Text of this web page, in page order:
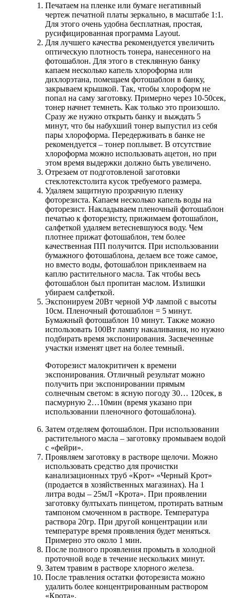
Печатаем на пленке или бумаге негативный
чертеж печатной платы зеркально, в масштабе 1:1.
Для этого очень удобна бесплатная, простая,
русифицированная программа Layout.
Для лучшего качества рекомендуется увеличить
оптическую плотность тонера, нанесенного на
фотошаблон. Для этого в стеклянную банку
капаем несколько капель хлороформа или
дихлорэтана, помещаем фотошаблон в банку,
закрываем крышкой. Так, чтобы хлороформ не
попал на саму заготовку. Примерно через 10-50сек,
тонер начнет темнеть. Как только это произошло.
Сразу же нужно открыть банку и выждать 5
минут, что бы набухший тонер выпустил из себя
пары хлороформа. Передерживать в банке не
рекомендуется – тонер поплывет. В отсутствие
хлороформа можно использовать ацетон, но при
этом время выдержки должно быть увеличено.
Отрезаем от подготовленой заготовки
стеклотекстолита кусок требуемого размера.
Удаляем защитную прозрачную пленку
фоторезиста. Капаем несколько капель воды на
фоторезист. Накладываем пленочный фотошаблон
печатью к фоторезисту, прижимаем фотошаблон,
салфеткой удаляем ветесневшуюся воду. Чем
плотнее прижат фотошаблон, тем более
качественная ПП получится. При использовании
бумажного фотошаблона, делаем все тоже самое,
но вместо воды, фотошаблон приклеиваем на
каплю растительного масла. Так чтобы весь
фотошаблон был пропитан маслом. Излишки
убираем салфеткой.
Экспонируем 20Вт черной УФ лампой с высоты
10см. Пленочный фотошаблон = 5 минут.
Бумажный фотошаблон 10 минут. Также можно
использовать 100Вт лампу накаливания, но нужно
подбирать время экспонирования. Засвеченные
участки изменят цвет на более темный.
Фоторезист малокритичен к времени
экспонирования. Отличный результат можно
получить при экспонировании прямым
солнечным светом: в ясную погоду 30… 120сек, в
пасмурную 2…10мин (время указано при
использовании пленочного фотошаблона).
Затем отделяем фотошаблон. При использовании
растительного масла – заготовку промываем водой
с «фейри».
Проявляем заготовку в растворе щелочи. Можно
использовать средство для прочистки
канализационных труб «Крот» «Черный Крот»
(продается в хозяйственных магазинах). На 1
литра воды – 25мЛ «Крота». При проявлении
заготовку бултыхать пинцетом, протирать ватным
тампоном смоченном в растворе. Температура
раствора 20гр. При другой концентрации или
температуре время проявления будет меняться.
Примерно это около 1 мин.
После полного проявления промыть в холодной
проточной воде в течение нескольких минут.
Затем травим в растворе хлорного железа.
После травления остатки фоторезиста можно
удалить более концентрированным раствором
«Крота».